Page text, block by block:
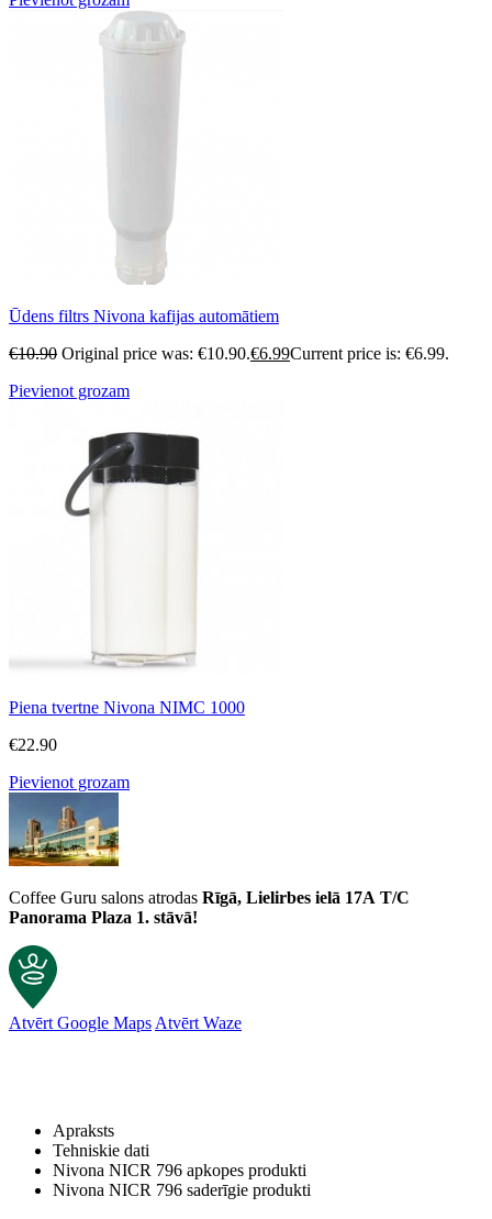
Ūdens filtrs Nivona kafijas automātiem
€10.90 Original price was: €10.90.€6.99Current price is: €6.99.
Pievienot grozam
Piena tvertne Nivona NIMC 1000
€22.90
Pievienot grozam
Coffee Guru salons atrodas Rīgā, Lielirbes ielā 17A T/C
Panorama Plaza 1. stāvā!
Atvērt Google Maps Atvērt Waze
Apraksts
Tehniskie dati
Nivona NICR 796 apkopes produkti
Nivona NICR 796 saderīgie produkti